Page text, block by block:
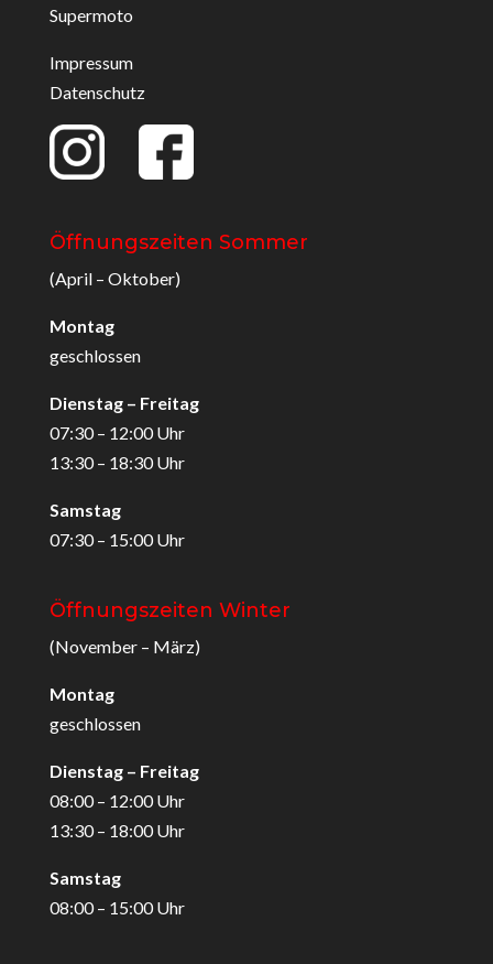
Supermoto
Impressum
Datenschutz
Öffnungszeiten Sommer
(April – Oktober)
Montag
geschlossen
Dienstag – Freitag
07:30 – 12:00 Uhr
13:30 – 18:30 Uhr
Samstag
07:30 – 15:00 Uhr
Öffnungszeiten Winter
(November – März)
Montag
geschlossen
Dienstag – Freitag
08:00 – 12:00 Uhr
13:30 – 18:00 Uhr
Samstag
08:00 – 15:00 Uhr